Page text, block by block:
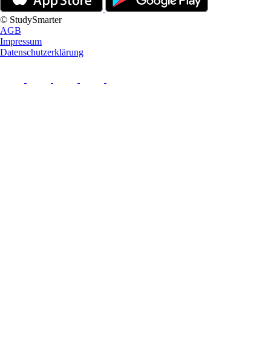
© StudySmarter
AGB
Impressum
Datenschutzerklärung